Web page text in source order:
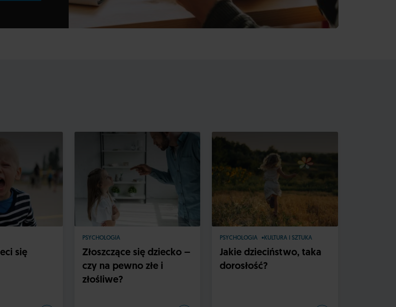
się
PSYCHOLOGIA
Złoszczące się dziecko –
czy na pewno złe i
złośliwe?
PSYCHOLOGIA KULTURA I SZTUKA
Jakie dzieciństwo, taka
dorosłość?